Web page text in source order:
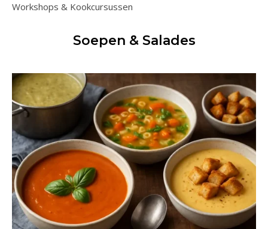
Workshops & Kookcursussen
Soepen & Salades